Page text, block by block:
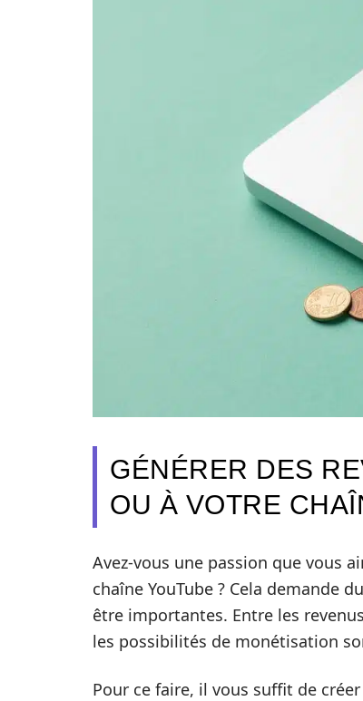
GÉNÉRER DES
OU À VOTRE
Avez-vous une passion que vous
chaîne YouTube ? Cela demande
être importantes. Entre les
les possibilités de monétisation
Pour ce faire, il vous suffit de